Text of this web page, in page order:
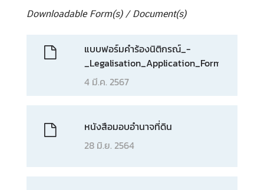
Downloadable Form(s) / Document(s)
แบบฟอร์มคำร้องนิติกรณ์_-
_Legalisation_Application_Form
4 มี.ค. 2567
หนังสือมอบอำนาจที่ดิน
28 มิ.ย. 2564